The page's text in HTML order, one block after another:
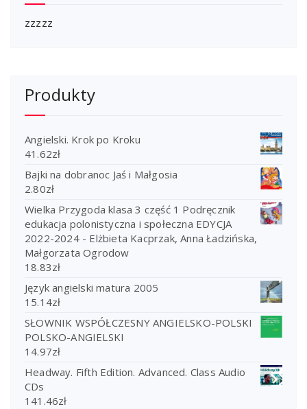
zzzzz
Produkty
Angielski. Krok po Kroku
41.62zł
Bajki na dobranoc Jaś i Małgosia
2.80zł
Wielka Przygoda klasa 3 część 1 Podręcznik
edukacja polonistyczna i społeczna EDYCJA
2022-2024 - Elżbieta Kacprzak, Anna Ładzińska,
Małgorzata Ogrodow
18.83zł
Język angielski matura 2005
15.14zł
SŁOWNIK WSPÓŁCZESNY ANGIELSKO-POLSKI
POLSKO-ANGIELSKI
14.97zł
Headway. Fifth Edition. Advanced. Class Audio
CDs
141.46zł